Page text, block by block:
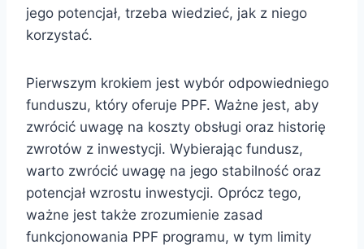
jego potencjał, trzeba wiedzieć, jak z niego
korzystać.
Pierwszym krokiem jest wybór odpowiedniego
funduszu, który oferuje PPF. Ważne jest, aby
zwrócić uwagę na koszty obsługi oraz historię
zwrotów z inwestycji. Wybierając fundusz,
warto zwrócić uwagę na jego stabilność oraz
potencjał wzrostu inwestycji. Oprócz tego,
ważne jest także zrozumienie zasad
funkcjonowania PPF programu, w tym limity